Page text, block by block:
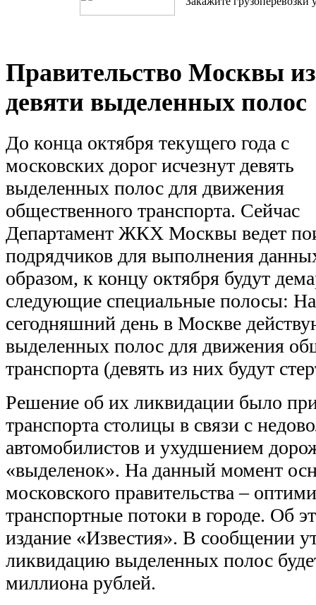
Правительство Москвы
девяти выделенных полос
До конца октября текущего года с
московских дорог исчезнут девять
выделенных полос для движения
общественного транспорта. Сейчас
Департамент ЖКХ Москвы ведет
подрядчиков для выполнения
образом, к концу октября будут
следующие специальные полосы:
сегодняшний день в Москве
выделенных полос для движения
транспорта (девять из них будут
Решение об их ликвидации было
транспорта столицы в связи с
автомобилистов и ухудшением
«выделенок». На данный момент
московского правительства –
транспортные потоки в городе. Об
издание «Известия». В сообщении
ликвидацию выделенных полос
миллиона рублей.